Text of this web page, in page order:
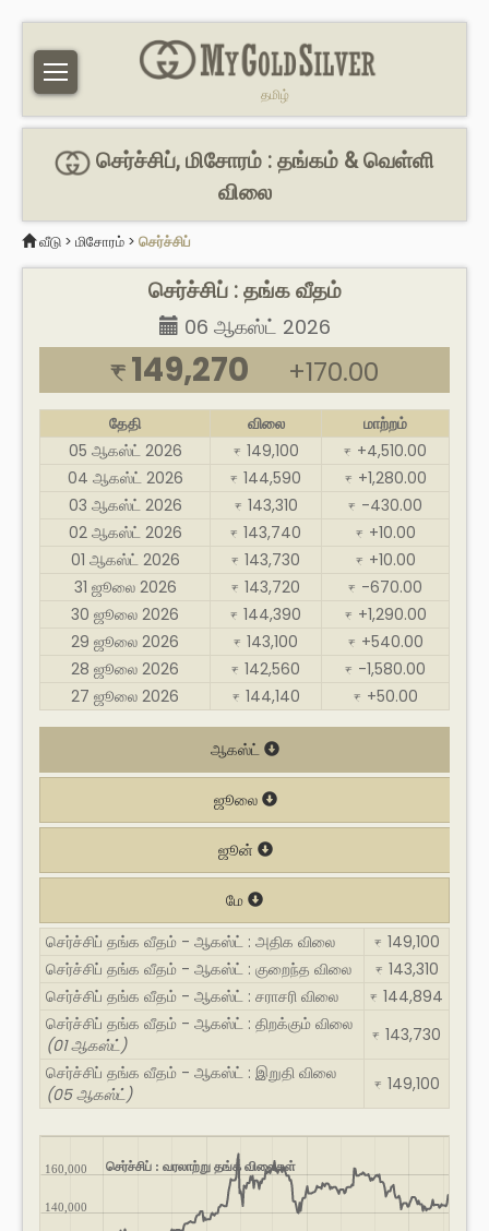
தமிழ்
செர்ச்சிப், மிசோரம் : தங்கம் & வெள்ளி
விலை
வீடு > மிசோரம் > செர்ச்சிப்
செர்ச்சிப் : தங்க வீதம்
06 ஆகஸ்ட் 2026
₹ 149,270 +170.00
தேதி விலை
மாற்றம்
05 ஆகஸ்ட் 2026
₹ 149,100 ₹ +4,510.00
04 ஆகஸ்ட் 2026
₹ 144,590 ₹ +1,280.00
03 ஆகஸ்ட் 2026
₹ 143,310 ₹ -430.00
02 ஆகஸ்ட் 2026
₹ 143,740 ₹ +10.00
01 ஆகஸ்ட் 2026
₹ 143,730 ₹ +10.00
31 ஜூலை 2026
₹ 143,720 ₹ -670.00
30 ஜூலை 2026
₹ 144,390 ₹ +1,290.00
29 ஜூலை 2026
₹ 143,100 ₹ +540.00
28 ஜூலை 2026
₹ 142,560 ₹ -1,580.00
27 ஜூலை 2026
₹ 144,140 ₹ +50.00
ஆகஸ்ட்
ஜூலை
ஜூன்
மே
செர்ச்சிப் தங்க வீதம் - ஆகஸ்ட் : அதிக விலை
₹ 149,100
செர்ச்சிப் தங்க வீதம் - ஆகஸ்ட் : குறைந்த விலை
₹ 143,310
செர்ச்சிப் தங்க வீதம் - ஆகஸ்ட் : சராசரி விலை
₹ 144,894
செர்ச்சிப் தங்க வீதம் - ஆகஸ்ட் : திறக்கும் விலை
(01 ஆகஸ்ட்)
₹ 143,730
செர்ச்சிப் தங்க வீதம் - ஆகஸ்ட் : இறுதி விலை
(05 ஆகஸ்ட்)
₹ 149,100
செர்ச்சிப் : வரலாற்று தங்க விலைகள்
140,000
160,000